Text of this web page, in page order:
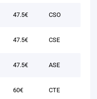
47.5€ CSO
47.5€ CSE
47.5€ ASE
60€ CTE